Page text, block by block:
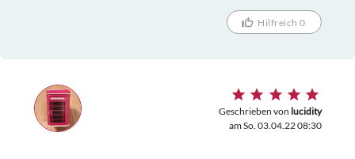
Hilfreich 0
Geschrieben von lucidity
am So. 03.04.22 08:30